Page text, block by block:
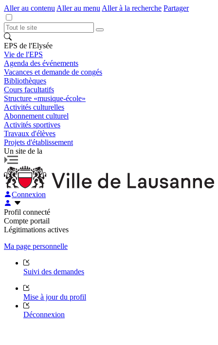
Aller au contenu Aller au menu Aller à la recherche Partager
EPS de l'Elysée
Vie de l'EPS
Agenda des événements
Vacances et demande de congés
Bibliothèques
Cours facultatifs
Structure «musique-école»
Activités culturelles
Abonnement culturel
Activités sportives
Travaux d'élèves
Projets d'établissement
Un site de la
Connexion
Profil connecté
Compte portail
Légitimations actives
Ma page personnelle
Suivi des demandes
Mise à jour du profil
Déconnexion